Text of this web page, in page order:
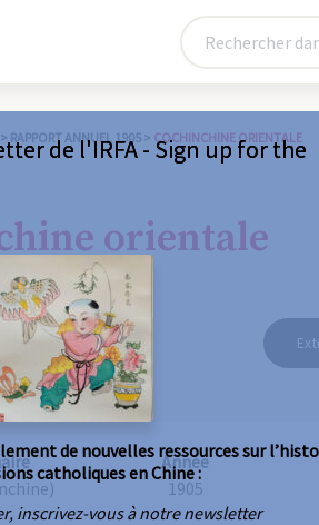
> RAPPORT ANNUEL 1905 > COCHINCHINE ORIENTALE
orientale
Année
1905
de l'IRFA - Sign up for the
de nouvelles ressources sur
catholiques en Chine :
inscrivez-vous à notre newsletter